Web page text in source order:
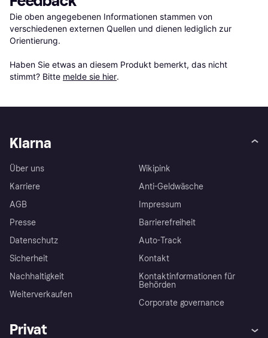
Die oben angegebenen Informationen stammen von
verschiedenen externen Quellen und dienen lediglich zur
Orientierung.
Haben Sie etwas an diesem Produkt bemerkt, das nicht
stimmt? Bitte melde sie hier.
Klarna
Über uns
Karriere
AGB
Presse
Datenschutz
Sicherheit
Nachhaltigkeit
Weiterverkaufen
Wikipink
Anti-Geldwäsche
Impressum
Barrierefreiheit
Auto-Track
Kontakt
Kontaktinformationen für
Behörden
Corporate governance
Privat